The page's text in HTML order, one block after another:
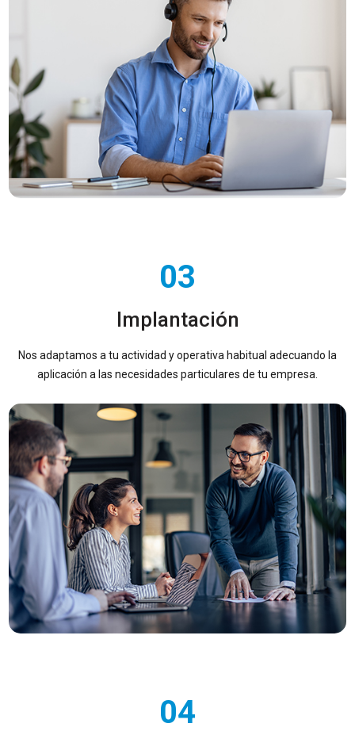
03
Implantación
Nos adaptamos a tu actividad y operativa habitual adecuando la
aplicación a las necesidades particulares de tu empresa.
04